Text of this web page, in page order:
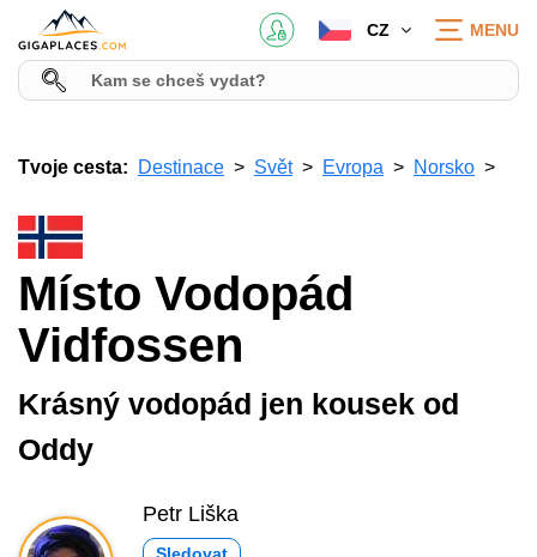
CZ MENU
Tvoje cesta: Destinace Svět Evropa Norsko
Místo Vodopád
Vidfossen
Krásný vodopád jen kousek od
Oddy
Petr Liška